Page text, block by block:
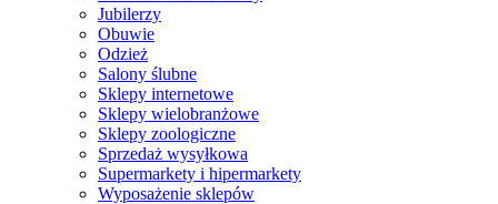
Jubilerzy
Obuwie
Odzież
Salony ślubne
Sklepy internetowe
Sklepy wielobranżowe
Sklepy zoologiczne
Sprzedaż wysyłkowa
Supermarkety i hipermarkety
Wyposażenie sklepów